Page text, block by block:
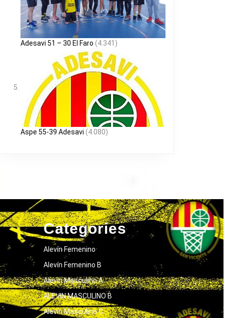
Adesavi 51 – 30 El Faro (4.341)
Aspe 55-39 Adesavi (4.080)
Categories
Alevín Femenino
Alevín Femenino B
Alevín Masculino A
ALEVIN MASCULINO B
Alevín Masculino C